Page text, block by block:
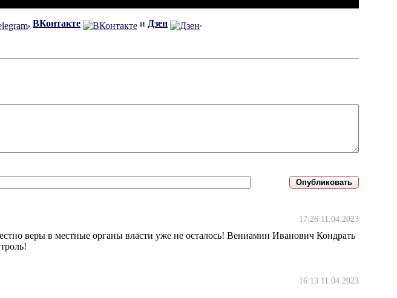
, ВКонтакте и Дзен .
17:26 11.04.2023
веры в местные органы власти уже не осталось! Вениамин Иванович Кондрать
16:13 11.04.2023